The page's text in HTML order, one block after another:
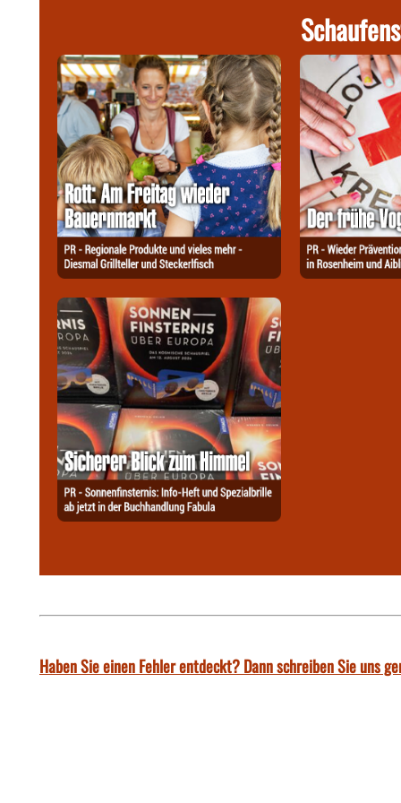
Haben Sie einen Fehler entdeckt? Dann schreiben Sie uns